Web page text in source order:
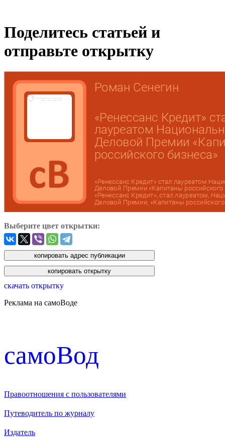
Поделитесь статьей и
отправьте открытку
Выберите цвет открытки:
скачать открытку
Реклама на самоВоде
cамоВод
Правоотношения с пользователями
Путеводитель по журналу
Издатель